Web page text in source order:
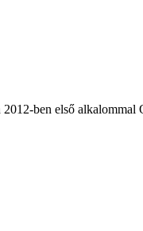
ben első